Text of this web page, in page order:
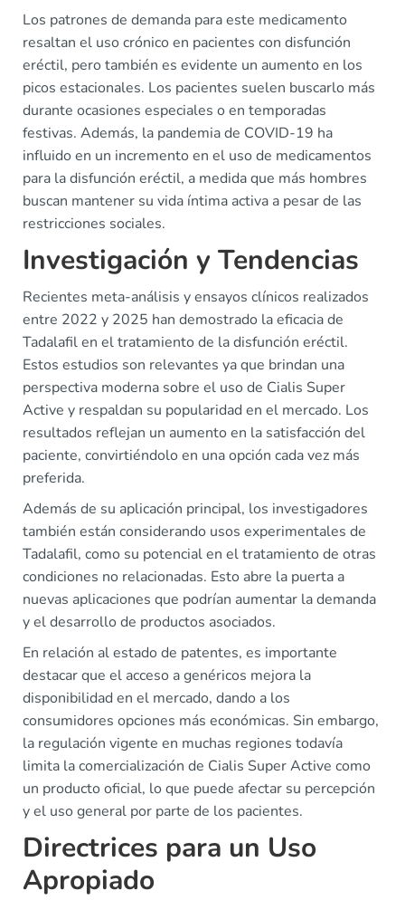
Los patrones de demanda para este medicamento
resaltan el uso crónico en pacientes con disfunción
eréctil, pero también es evidente un aumento en los
picos estacionales. Los pacientes suelen buscarlo más
durante ocasiones especiales o en temporadas
festivas. Además, la pandemia de COVID-19 ha
influido en un incremento en el uso de medicamentos
para la disfunción eréctil, a medida que más hombres
buscan mantener su vida íntima activa a pesar de las
restricciones sociales.
Investigación y Tendencias
Recientes meta-análisis y ensayos clínicos realizados
entre 2022 y 2025 han demostrado la eficacia de
Tadalafil en el tratamiento de la disfunción eréctil.
Estos estudios son relevantes ya que brindan una
perspectiva moderna sobre el uso de Cialis Super
Active y respaldan su popularidad en el mercado. Los
resultados reflejan un aumento en la satisfacción del
paciente, convirtiéndolo en una opción cada vez más
preferida.
Además de su aplicación principal, los investigadores
también están considerando usos experimentales de
Tadalafil, como su potencial en el tratamiento de otras
condiciones no relacionadas. Esto abre la puerta a
nuevas aplicaciones que podrían aumentar la demanda
y el desarrollo de productos asociados.
En relación al estado de patentes, es importante
destacar que el acceso a genéricos mejora la
disponibilidad en el mercado, dando a los
consumidores opciones más económicas. Sin embargo,
la regulación vigente en muchas regiones todavía
limita la comercialización de Cialis Super Active como
un producto oficial, lo que puede afectar su percepción
y el uso general por parte de los pacientes.
Directrices para un Uso
Apropiado